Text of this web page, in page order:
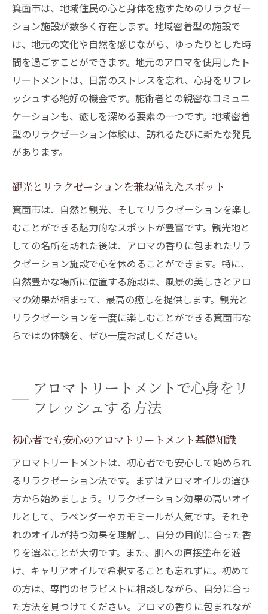
箕面市は、地域住民の心と身体を癒すためのリラクゼー
ション施設が数多く存在します。地域密着型の施設で
は、地元の文化や自然を感じながら、ゆったりとした時
間を過ごすことができます。地元のアロマを使用したト
リートメントは、日常のストレスを忘れ、心身をリフレ
ッシュする絶好の機会です。施術者との親密なコミュニ
ケーションも、癒しを深める要素の一つです。地域密着
型のリラクゼーション体験は、訪れるたびに新たな発見
があります。
観光とリラクゼーションを兼ね備えたスポット
箕面市は、自然と観光、そしてリラクゼーションを楽し
むことができる魅力的なスポットが豊富です。観光地と
しての名所を訪れた後は、アロマの香りに包まれたリラ
クゼーション施設で心を休めることができます。特に、
自然豊かな場所に位置する施設は、風景の美しさとアロ
マの効果が相まって、最高の癒しを提供します。観光と
リラクゼーションを一度に楽しむことができる箕面市な
らではの体験を、ぜひ一度お試しください。
アロマトリートメントで心身をリ
フレッシュする方法
初心者でも安心のアロマトリートメント基礎知識
アロマトリートメントは、初心者でも安心して始められ
るリラクゼーション法です。まずはアロマオイルの選び
方から始めましょう。リラクゼーション効果の高いオイ
ルとして、ラベンダーやカモミールが人気です。それぞ
れのオイルが持つ効果を理解し、自分の目的に合った香
りを選ぶことが大切です。また、肌への直接塗布を避
け、キャリアオイルで希釈することも忘れずに。初めて
の方は、専門のセラピストに相談しながら、自分に合っ
た方法を見つけてください。アロマの香りに包まれなが